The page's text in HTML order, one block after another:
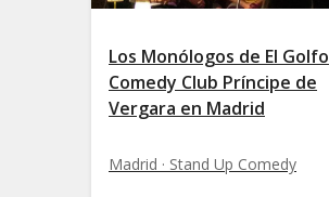
Los Monólogos de El Golfo
Comedy Club Príncipe de
Vergara en Madrid
Madrid · Stand Up Comedy